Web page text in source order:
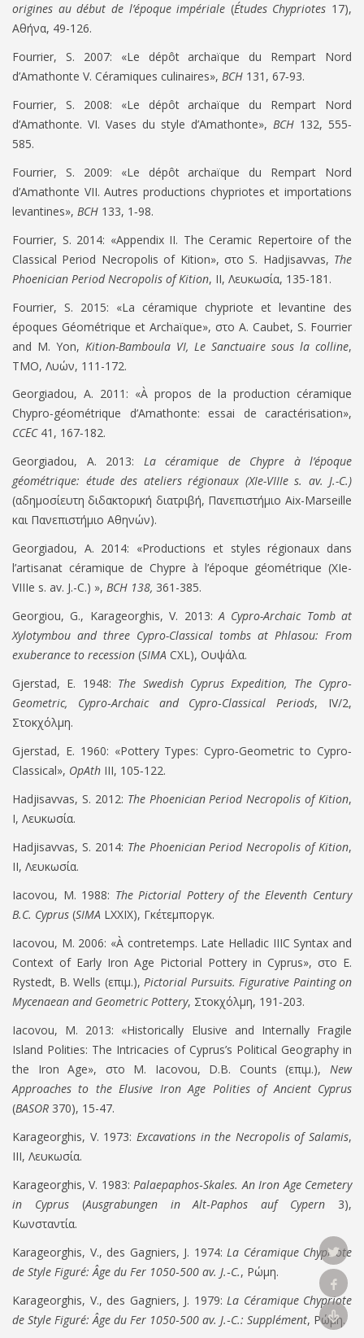
origines au début de l’époque impériale (Études Chypriotes 17),
Αθήνα, 49-126.
Fourrier, S. 2007: «Le dépôt archaïque du Rempart Nord
d’Amathonte V. Céramiques culinaires», BCH 131, 67‐93.
Fourrier, S. 2008: «Le dépôt archaïque du Rempart Nord
d’Amathonte. VI. Vases du style d’Amathonte», BCH 132, 555‐
585.
Fourrier, S. 2009: «Le dépôt archaïque du Rempart Nord
d’Amathonte VII. Autres productions chypriotes et importations
levantines», BCH 133, 1‐98.
Fourrier, S. 2014: «Appendix II. The Ceramic Repertoire of the
Classical Period Necropolis of Kition», στο S. Hadjisavvas, The
Phoenician Period Necropolis of Kition, II, Λευκωσία, 135-181.
Fourrier, S. 2015: «La céramique chypriote et levantine des
époques Géométrique et Archaïque», στο A. Caubet, S. Fourrier
and M. Yon, Kition-Bamboula VI, Le Sanctuaire sous la colline,
TMO, Λυών, 111-172.
Georgiadou, A. 2011: «À propos de la production céramique
Chypro‐géométrique d’Amathonte: essai de caractérisation»,
CCΕC41, 167‐182.
Georgiadou, A. 2013: La céramique de Chypre à l’époque
géométrique: étude des ateliers régionaux (XIe-VIIIe s. av. J.-C.)
(αδημοσίευτη διδακτορική διατριβή, Πανεπιστήμιο Aix-Marseille
και Πανεπιστήμιο Αθηνών).
Georgiadou, A. 2014: «Productions et styles régionaux dans
l’artisanat céramique de Chypre à l’époque géométrique (XIe-
VIIIe s. av. J.-C.) », BCH 138, 361-385.
Georgiou, G., Karageorghis, V. 2013:A Cypro-Archaic Tomb at
Xylotymbou and three Cypro-Classical tombs at Phlasou: From
exuberance to recession (SIMA CXL), Ουψάλα.
Gjerstad, E. 1948: The Swedish Cyprus Expedition, The Cypro‐
Geometric, Cypro‐Archaic and Cypro‐Classical Periods, IV/2,
Στοκχόλμη.
Gjerstad, E. 1960: «Pottery Types: Cypro‐Geometric to Cypro‐
Classical», OpAth III, 105‐122.
Hadjisavvas, S. 2012: The Phoenician Period Necropolis of Kition,
I, Λευκωσία.
Hadjisavvas, S. 2014: The Phoenician Period Necropolis of Kition,
II, Λευκωσία.
Iacovou, M. 1988: The Pictorial Pottery of the Eleventh Century
B.C. Cyprus (SIMA LXXIX), Γκέτεμποργκ.
Iacovou, M. 2006: «À contretemps. Late Helladic IIIC Syntax and
Context of Early Iron Age Pictorial Pottery in Cyprus», στο E.
Rystedt, B. Wells (επιμ.), Pictorial Pursuits. Figurative Painting on
Mycenaean and Geometric Pottery, Στοκχόλμη, 191‐203.
Iacovou, M. 2013: «Historically Elusive and Internally Fragile
Island Polities: The Intricacies of Cyprus’s Political Geography in
the Iron Age», στο M. Iacovou, D.B. Counts (επιμ.),New
Approaches to the Elusive Iron Age Polities of Ancient Cyprus
(BASOR 370), 15-47.
Karageorghis, V. 1973: Excavations in the Necropolis of Salamis,
III, Λευκωσία.
Karageorghis, V. 1983:Palaepaphos‐Skales. An Iron Age Cemetery
in Cyprus (Ausgrabungen in Alt‐Paphos auf Cypern 3),
Κωνσταντία.
Karageorghis, V., des Gagniers, J. 1974: La Céramique Chypriote
de Style Figuré: Âge du Fer 1050‐500 av. J.‐C., Ρώμη.
Karageorghis, V., des Gagniers, J. 1979: La Céramique Chypriote
de Style Figuré: Âge du Fer 1050‐500 av. J.‐C.: Supplément, Ρώμη.